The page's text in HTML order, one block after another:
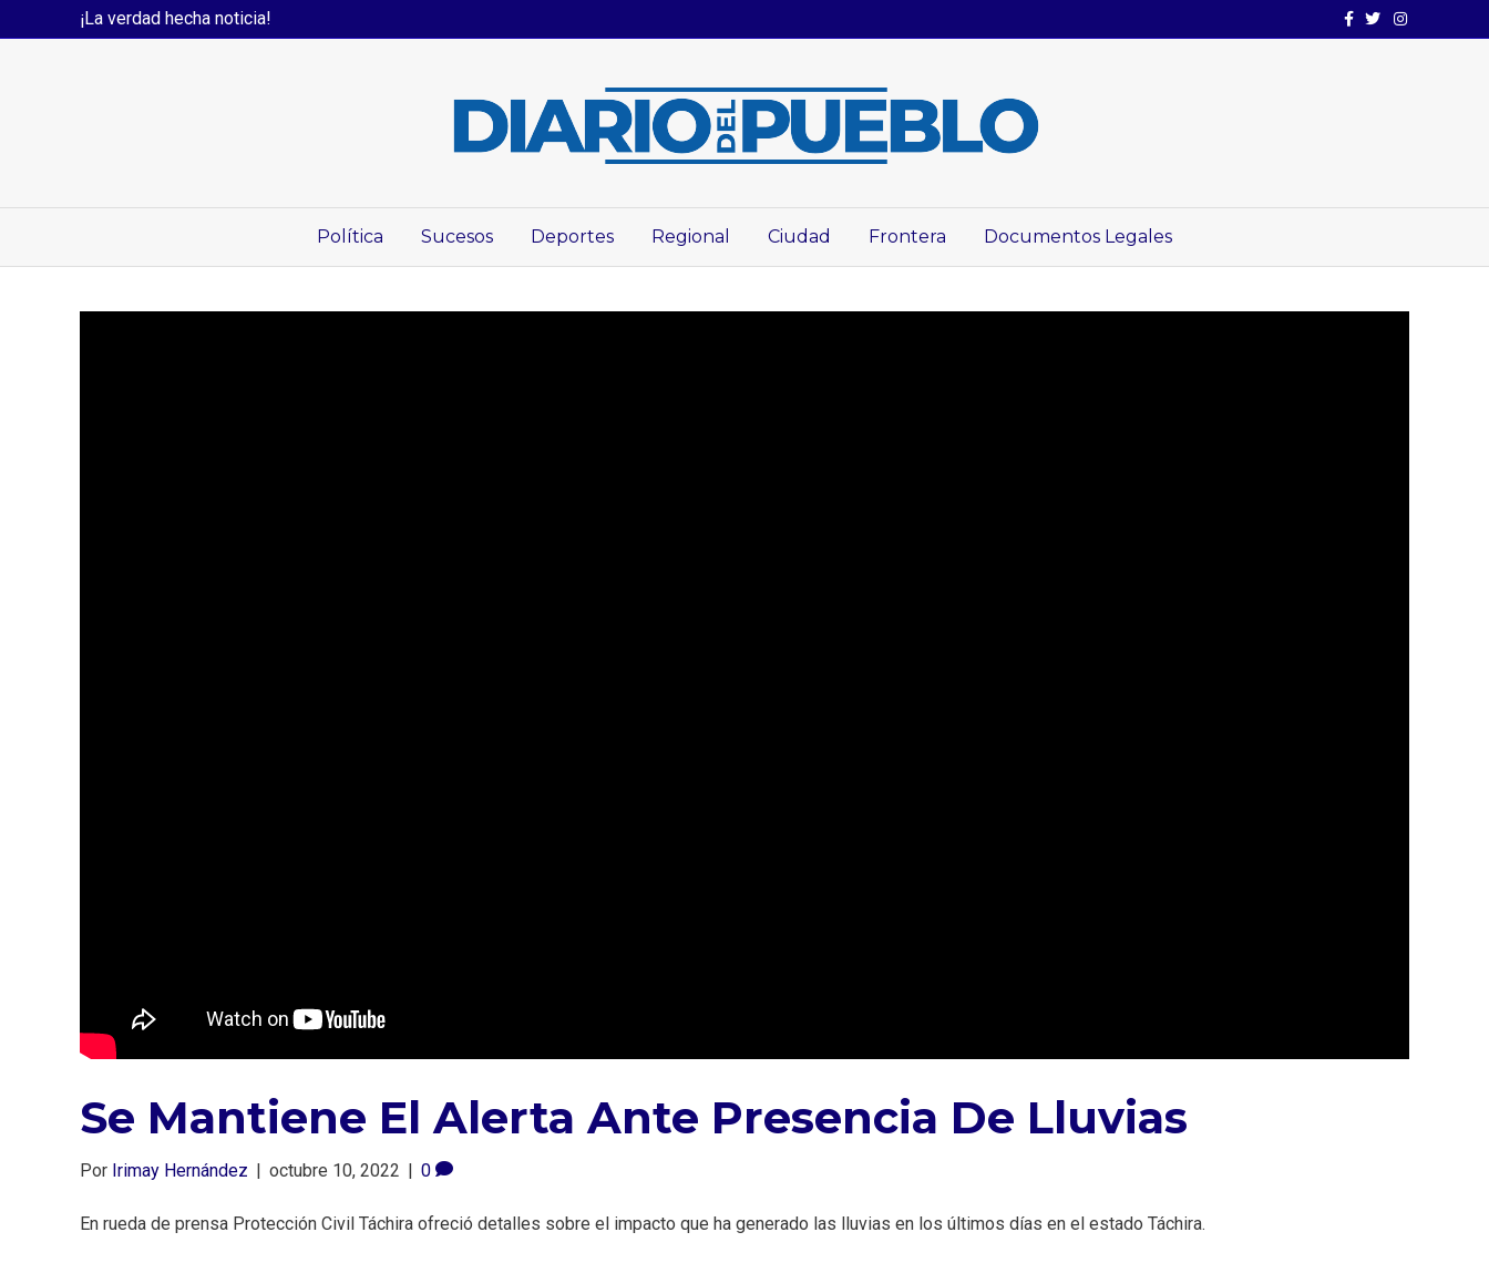
¡La verdad hecha noticia! Facebook
TwitterInstagram
Política Sucesos Deportes Regional Ciudad Frontera Documentos Legales
Se Mantiene El Alerta Ante Presencia De Lluvias⁣
Por Irimay Hernández | octubre 10, 2022 | 0
En rueda de prensa Protección Civil Táchira ofreció detalles sobre el impacto que ha generado las lluvias en los últimos días en el estado Táchira.⁣